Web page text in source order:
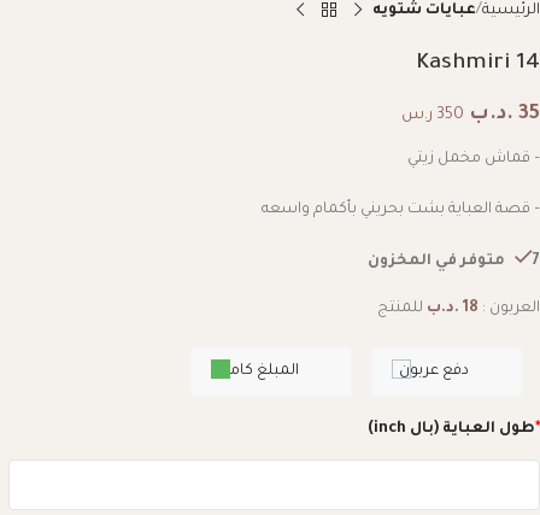
الرئيسية عبايات شتويه
Kashmiri 14
35 .د.ب 350 ر.س
– قماش مخمل زيتي
– قصة العباية بشت بحريني بأكمام واسعه
7 متوفر في المخزون
العربون : 18 .د.ب للمنتج
المبلغ كامل دفع عربون
*طول العباية (بال inch)